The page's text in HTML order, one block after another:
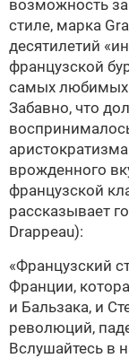
возможность
стиле, марка
десятилетий
французской
самых любимых
Забавно, что
врожденного
французской
рассказывает
Drappeau):
«Французский
Франции,
и Бальзака, и
революций,
Вслушайтесь в